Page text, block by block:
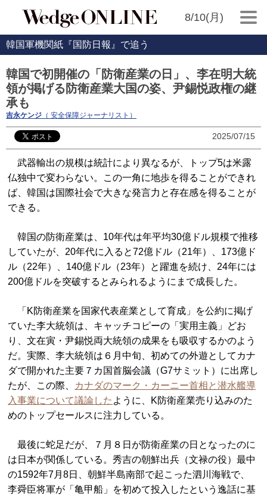
8/10(月)
韓国軍機関紙『国防日報』で追う
韓国で初開催の「防衛産業の日」、李在明大統
領が掲げる防衛産業大国の姿、尹錫悦政権の継
承も
吉永ケンジ （ 安全保障ジャーナリスト）
2025/07/15
武器輸出の規模は統計により異なるが、トップ5は米露
仏独中で変わらない。この一角に地歩を得ることができれ
ば、韓国は国際社会で大きな発言力と存在感を得ることが
できる。
韓国の防衛産業は、10年代は年平均30億ドル規模で推移
していたが、20年代に入ると72億ドル（21年）、173億ド
ル（22年）、140億ドル（23年）と躍進を続け、24年には
200億ドルを突破するとみられるようにまで成長した。
「K防衛産業を国家代表産業として育成」を公約に掲げ
ていた李大統領は、キャッチコピーの「実用主義」どお
り、文在寅・尹錫悦両大統領の成果をも吸収するかのよう
だ。実際、李大統領は６月中旬、初めての外遊としてカナ
ダで開かれた主要７カ国首脳会議（G7サミット）に出席し
たが、この際、
カナダのマーク・カーニー首相と潜水艦導
入事業について議論した ように、K防衛産業売り込みのた
めのトップセールスに注力している。
最後に蛇足だが、７月８日が防衛産業の日となったのに
は日本が関係している。秀吉の朝鮮出兵（文禄の役）最中
の1592年7月8日、朝鮮半島南部で起こった泗川海戦で、
李舜臣将軍が「亀甲船」を初めて投入したという逸話に基